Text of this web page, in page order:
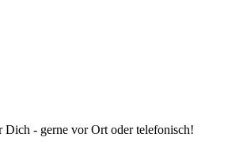
Dich - gerne vor Ort oder telefonisch!